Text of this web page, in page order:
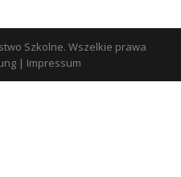
Szkolne. Wszelkie prawa
| Impressum